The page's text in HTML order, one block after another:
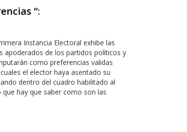
“:
Instancia Electoral exhibe las
apoderados de los partidos políticos y
como preferencias validas
el elector haya asentado su
dentro del cuadro habilitado al
hay que saber como son las